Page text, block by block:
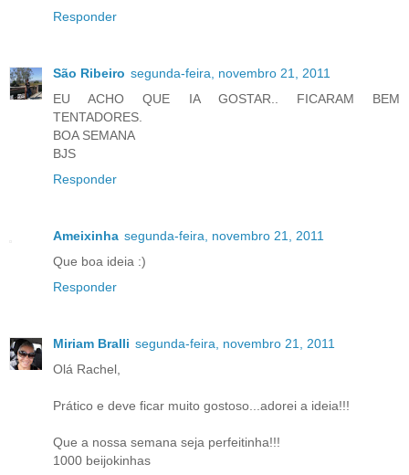
Responder
São Ribeiro segunda-feira, novembro 21, 2011
EU ACHO QUE IA GOSTAR.. FICARAM BEM
TENTADORES.
BOA SEMANA
BJS
Responder
Ameixinha segunda-feira, novembro 21, 2011
Que boa ideia :)
Responder
Miriam Bralli segunda-feira, novembro 21, 2011
Olá Rachel,
Prático e deve ficar muito gostoso...adorei a ideia!!!
Que a nossa semana seja perfeitinha!!!
1000 beijokinhas